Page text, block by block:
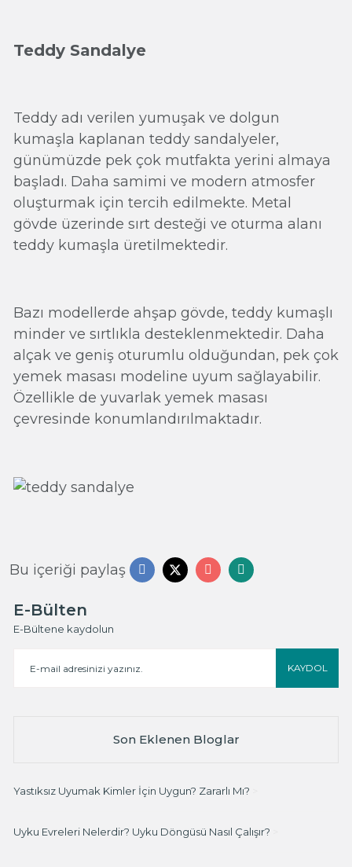
Teddy Sandalye
Teddy adı verilen yumuşak ve dolgun
kumaşla kaplanan teddy sandalyeler,
günümüzde pek çok mutfakta yerini almaya
başladı. Daha samimi ve modern atmosfer
oluşturmak için tercih edilmekte. Metal
gövde üzerinde sırt desteği ve oturma alanı
teddy kumaşla üretilmektedir.
Bazı modellerde ahşap gövde, teddy kumaşlı
minder ve sırtlıkla desteklenmektedir. Daha
alçak ve geniş oturumlu olduğundan, pek çok
yemek masası modeline uyum sağlayabilir.
Özellikle de yuvarlak yemek masası
çevresinde konumlandırılmaktadır.
Bu içeriği paylaş
E-Bülten
E-Bültene kaydolun
KAYDOL
Son Eklenen Bloglar
Yastıksız Uyumak Kimler İçin Uygun? Zararlı Mı?
Uyku Evreleri Nelerdir? Uyku Döngüsü Nasıl Çalışır?